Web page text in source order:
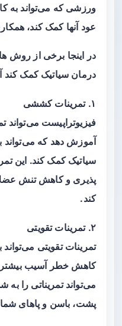
ورزشی که می‌تواند به
عود آنها کمک کند،
در اینجا برخی از روش
درمان سیاتیک کمک
۱. تمرینات کششی
فیزیوتراپیست
آموزش دهد که
سیاتیک کمک کند. این
پذیری و کاهش تنش
کند.
۲. تمرینات تقویتی
تمرینات تقویتی
کاهش خطر آسیب بیشتر
می‌تواند تمریناتی را
پشت، باسن و پاهای